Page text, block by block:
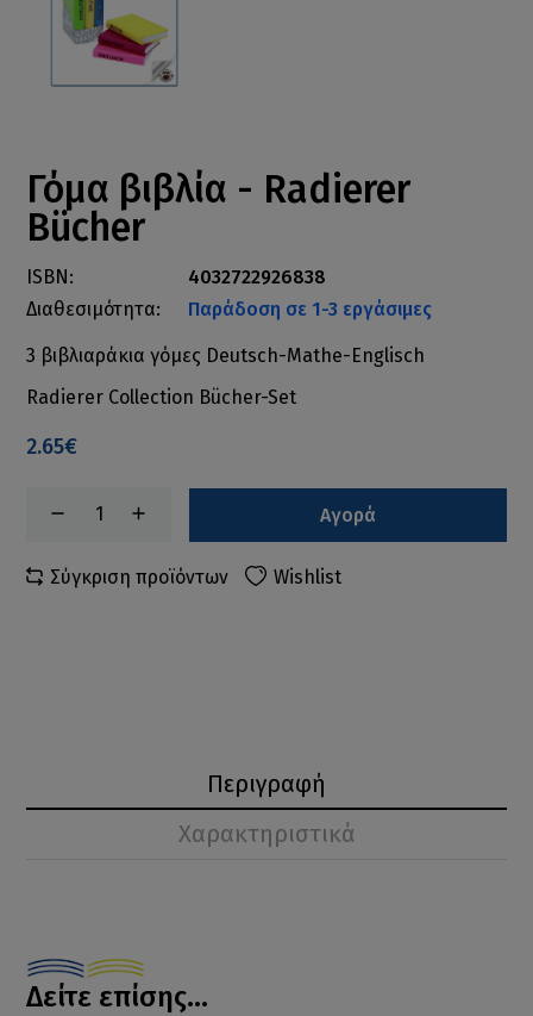
Γόμα βιβλία - Radierer
Bücher
ISBN:
4032722926838
Διαθεσιμότητα:
Παράδοση σε 1-3 εργάσιμες
3 βιβλιαράκια γόμες Deutsch-Mathe-Englisch
Radierer Collection Bücher-Set
2.65€
Αγορά
Σύγκριση προϊόντων Wishlist
Περιγραφή
Χαρακτηριστικά
Δείτε επίσης...